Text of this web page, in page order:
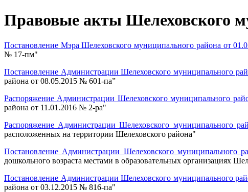
Правовые акты Шелеховского
Постановление Мэра Шелеховского муниципального района от
№ 17-пм"
Постановление Администрации Шелеховского муниципального
района от 08.05.2015 № 601-па”
Распоряжение Администрации Шелеховского муниципального
района от 11.01.2016 № 2-ра"
Распоряжение Администрации Шелеховского муниципального
расположенных на территории Шелеховского района"
Постановление Администрации Шелеховского муниципального
дошкольного возраста местами в образовательных организациях
Постановление Администрации Шелеховского муниципального
района от 03.12.2015 № 816-па"